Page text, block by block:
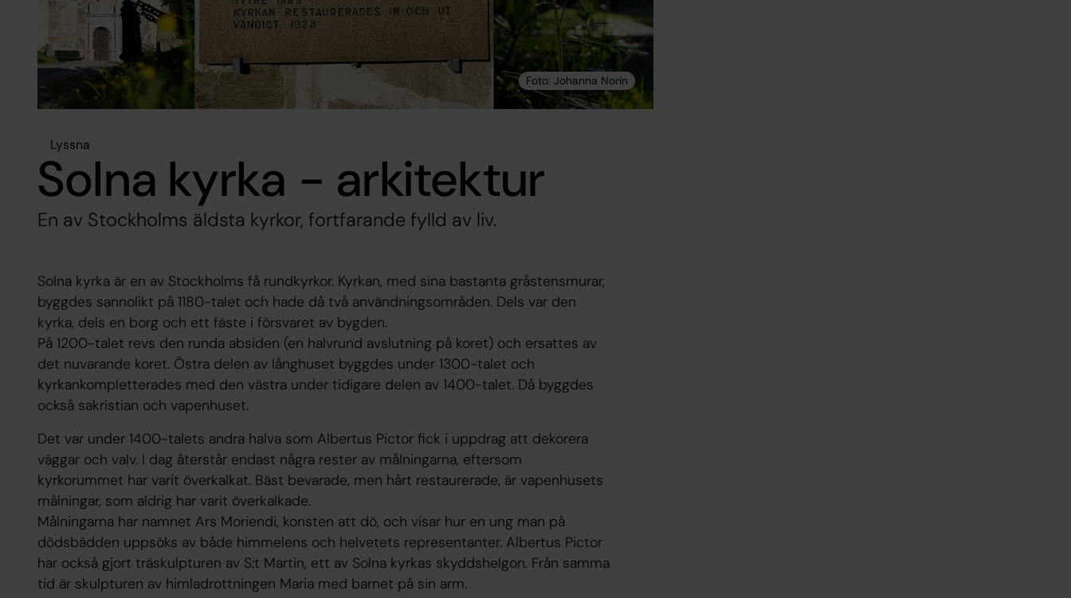
Lyssna
Solna kyrka - arkitektur
En av Stockholms äldsta kyrkor, fortfarande fylld av liv.
Solna kyrka är en av Stockholms få rundkyrkor. Kyrkan, med sina bastanta gråstensmurar,
byggdes sannolikt på 1180-talet och hade då två användningsområden. Dels var den
kyrka, dels en borg och ett fäste i försvaret av bygden.
På 1200-talet revs den runda absiden (en halvrund avslutning på koret) och ersattes av
det nuvarande koret. Östra delen av långhuset byggdes under 1300-talet och
kyrkankompletterades med den västra under tidigare delen av 1400-talet. Då byggdes
också sakristian och vapenhuset.
Det var under 1400-talets andra halva som Albertus Pictor fick i uppdrag att dekorera
väggar och valv. I dag återstår endast några rester av målningarna, eftersom
kyrkorummet har varit överkalkat. Bäst bevarade, men hårt restaurerade, är vapenhusets
målningar, som aldrig har varit överkalkade.
Målningarna har namnet Ars Moriendi, konsten att dö, och visar hur en ung man på
dödsbädden uppsöks av både himmelens och helvetets representanter. Albertus Pictor
har också gjort träskulpturen av S:t Martin, ett av Solna kyrkas skyddshelgon. Från samma
tid är skulpturen av himladrottningen Maria med barnet på sin arm.